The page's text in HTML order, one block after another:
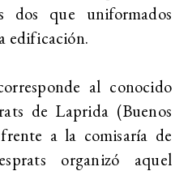
que uniformados
edificación.
al conocido
de Laprida (Buenos
a la comisaría de
organizó aquel